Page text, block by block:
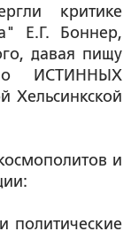
критике
Е.Г. Боннер,
давая пищу
ИСТИННЫХ
Хельсинкской
и
политические